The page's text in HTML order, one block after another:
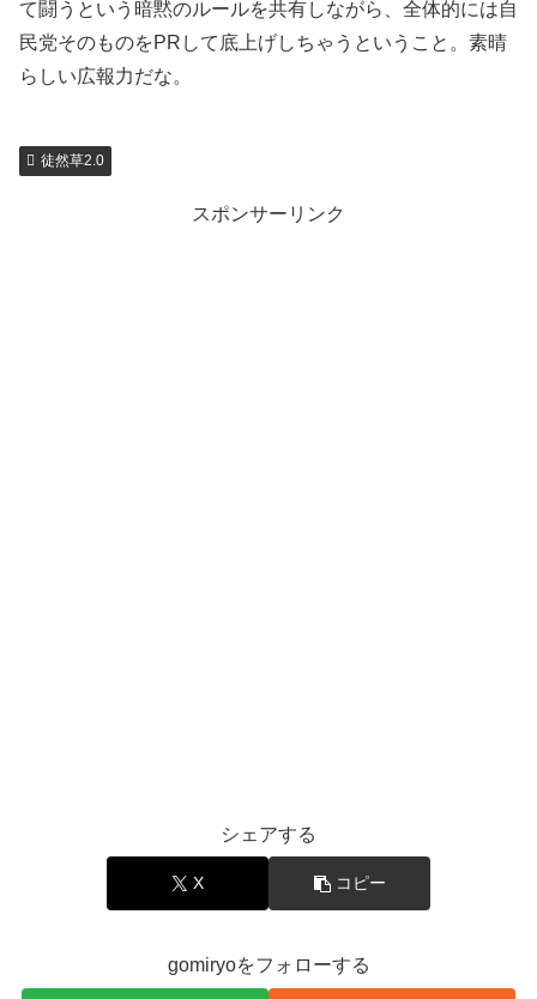
て闘うという暗黙のルールを共有しながら、全体的には自
民党そのものをPRして底上げしちゃうということ。素晴
らしい広報力だな。
徒然草2.0
スポンサーリンク
シェアする
X コピー
gomiryoをフォローする